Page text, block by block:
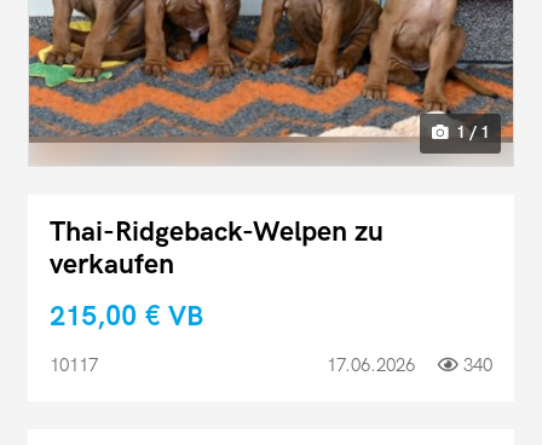
1 / 1
Thai-Ridgeback-Welpen zu
verkaufen
215,00 € VB
10117 17.06.2026 340